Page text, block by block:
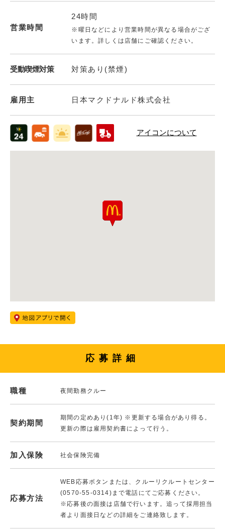
営業時間
24時間
※曜日などにより営業時間が異なる場合がござ
います。詳しくは店舗にご確認ください。
受動喫煙対策 対策あり(禁煙)
雇用主 日本マクドナルド株式会社
アイコンについて
応募詳細
職種 夜間勤務クルー
契約期間
期間の定めあり(1年) ※更新する場合があり得る。
更新の際は雇用契約書によって行う。
加入保険 社会保険完備
応募方法
WEB応募ボタンまたは、クルーリクルートセンター
(0570-55-0314)まで電話にてご応募ください。
※応募後の面接は店舗で行います。追って採用担当
者より面接日などの詳細をご連絡致します。